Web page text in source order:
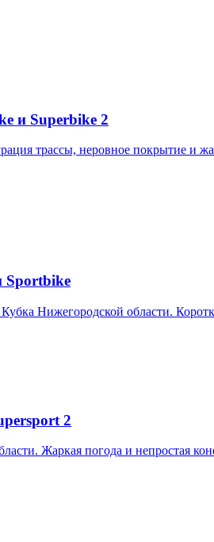
и Superbike 2
трассы, неровное покрытие и
Sportbike
Нижегородской области.
2
Жаркая погода и непростая